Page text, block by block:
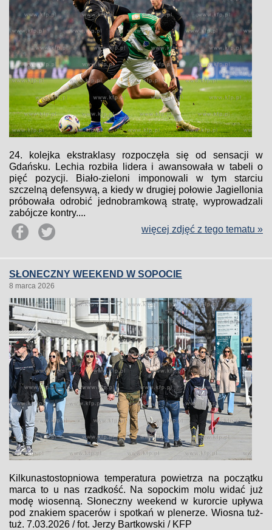
24. kolejka ekstraklasy rozpoczęła się od sensacji w
Gdańsku. Lechia rozbiła lidera i awansowała w tabeli o
pięć pozycji. Biało-zieloni imponowali w tym starciu
szczelną defensywą, a kiedy w drugiej połowie Jagiellonia
próbowała odrobić jednobramkową stratę, wyprowadzali
zabójcze kontry....
więcej zdjęć z tego tematu »
SŁONECZNY WEEKEND W SOPOCIE
8 marca 2026
Kilkunastostopniowa temperatura powietrza na początku
marca to u nas rzadkość. Na sopockim molu widać już
modę wiosenną. Słoneczny weekend w kurorcie upływa
pod znakiem spacerów i spotkań w plenerze. Wiosna tuż-
tuż. 7.03.2026 / fot. Jerzy Bartkowski / KFP